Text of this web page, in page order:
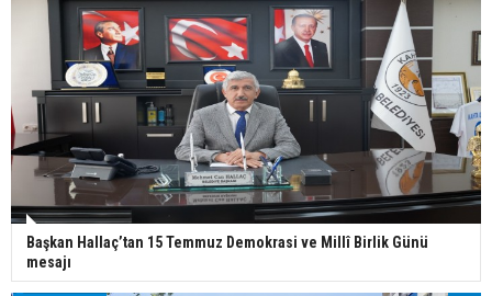
Başkan Hallaç’tan 15 Temmuz Demokrasi ve Millî Birlik Günü
mesajı